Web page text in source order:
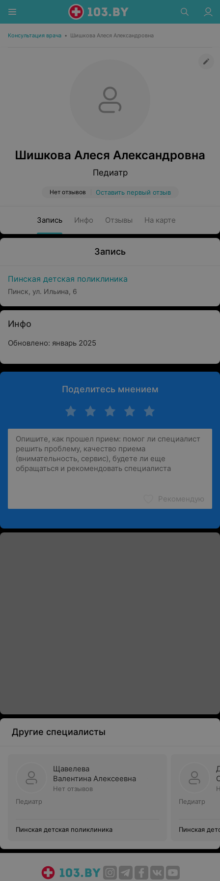
Консультация врача • Шишкова Алеся Александровна
Шишкова Алеся Александровна
Педиатр
Нет отзывов Оставить первый отзыв
Запись Инфо Отзывы На карте
Запись
Пинская детская поликлиника
Пинск, ул. Ильина, 6
Инфо
Обновлено: январь 2025
Поделитесь мнением
Рекомендую
Другие специалисты
Щавелева
Валентина Алексеевна
Нет отзывов
Педиатр
Пинская детская поликлиника
Педиатр
Пинская